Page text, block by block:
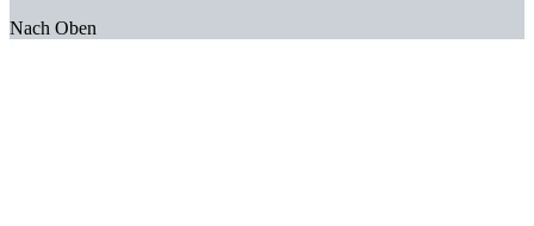
Nach Oben